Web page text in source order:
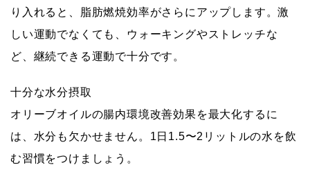
り入れると、脂肪燃焼効率がさらにアップします。激
しい運動でなくても、ウォーキングやストレッチな
ど、継続できる運動で十分です。
十分な水分摂取
オリーブオイルの腸内環境改善効果を最大化するに
は、水分も欠かせません。1日1.5〜2リットルの水を飲
む習慣をつけましょう。